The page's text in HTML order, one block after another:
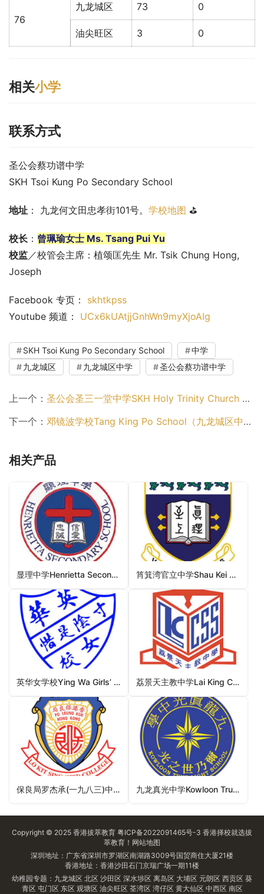
76
九龙城区 73 0
油尖旺区 3 0
相关小学
联系方式
圣公会蔡功谱中学
SKH Tsoi Kung Po Secondary School
地址 ： 九龙何文田忠孝街101号。 学校地图 ⛳
校长 ： 曾珮瑜女士 Ms. Tsang Pui Yu
校监／校管会主席：植颂匡先生 Mr. Tsik Chung Hong,
Joseph
Facebook 专页： skhtkpss
Youtube 频道： UCx6kUAtjjGnhWn9myXjoAIg
SKH Tsoi Kung Po Secondary School
中学
九龙城区
九龙城区中学 圣公会蔡功谱中学
上一个： 圣公会圣三一堂中学SKH Holy Trinity Church Secondary School（九龙城区中学）
下一个： 邓镜波学校Tang King Po School（九龙城区中学）
相关产品
显理中学Henrietta Secondary School（东区中学） 筲箕湾官立中学Shau Kei Wan Government Secondary School（东区中学）
英华女学校Ying Wa Girls’ School（中西区中学） 荔景天主教中学Lai King Catholic Secondary School（葵青区中学）
保良局罗杰承(一九八三)中学PLK Lo Kit Sing (1983) College（葵青区中学） 九龙真光中学Kowloon True Light School（九龙城区中学）
Copyright © 2025 香港拔萃教育 粤ICP备2022091465号-3 香港择校就选拔
萃教育！ 网站地图
深圳地址：广东省深圳市罗湖区南湖路3009号国贸商住大厦21楼
香港地址：香港沙田石门京瑞广场一期11楼
幼稚园专题： 九龙城区 北区 沙田区 深水埗区 离岛区 大埔区 元朗区 西贡区 葵
青区 屯门区 东区 观塘区 油尖旺区 荃湾区 湾仔区 黄大仙区 中西区 南区